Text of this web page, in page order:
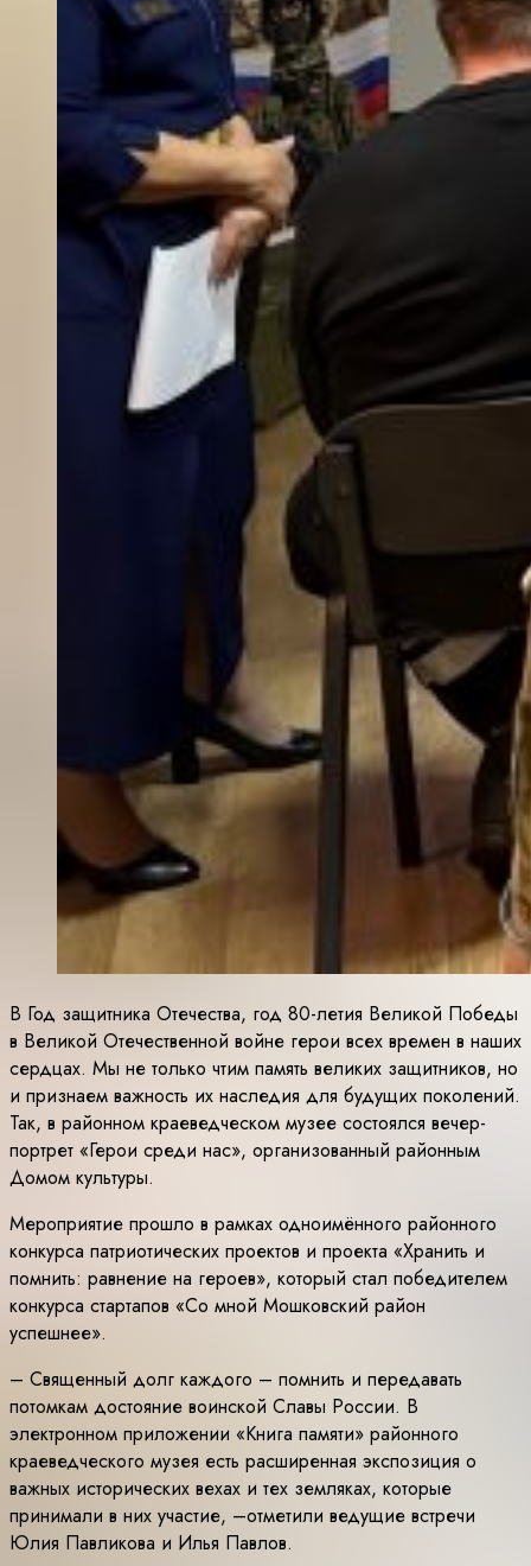
В Год защитника Отечества, год 80-летия Великой Победы
в Великой Отечественной войне герои всех времен в наших
сердцах. Мы не только чтим память великих защитников, но
и признаем важность их наследия для будущих поколений.
Так, в районном краеведческом музее состоялся вечер-
портрет «Герои среди нас», организованный районным
Домом культуры.
Мероприятие прошло в рамках одноимённого районного
конкурса патриотических проектов и проекта «Хранить и
помнить: равнение на героев», который стал победителем
конкурса стартапов «Со мной Мошковский район
успешнее».
– Священный долг каждого – помнить и передавать
потомкам достояние воинской Славы России. В
электронном приложении «Книга памяти» районного
краеведческого музея есть расширенная экспозиция о
важных исторических вехах и тех земляках, которые
принимали в них участие, –отметили ведущие встречи
Юлия Павликова и Илья Павлов.